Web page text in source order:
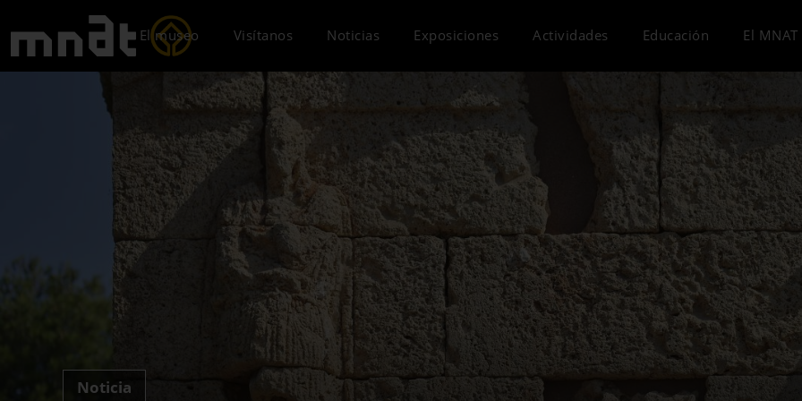
El museo Visítanos Noticias Exposiciones Actividades Educación El
Noticia